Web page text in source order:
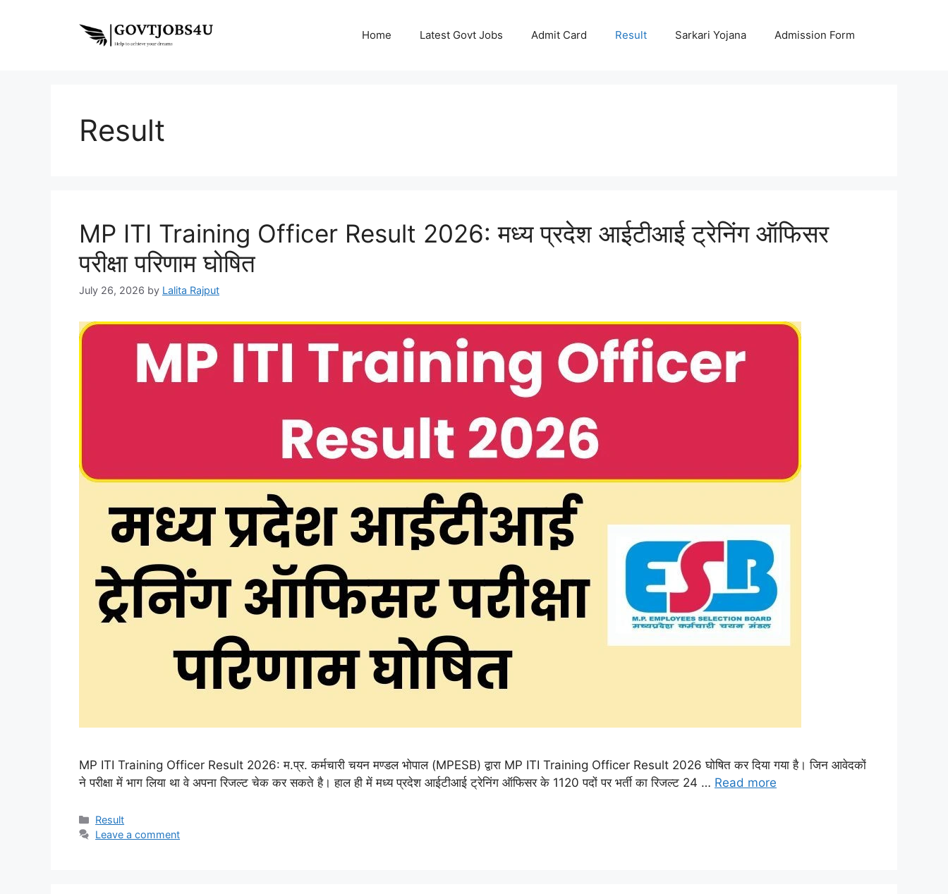
Home Latest Govt Jobs Admit Card Result Sarkari Yojana Admission Form
Result
MP ITI Training Officer Result 2026: मध्य प्रदेश आईटीआई ट्रेनिंग ऑफिसर
परीक्षा परिणाम घोषित
July 26, 2026 by Lalita Rajput
MP ITI Training Officer Result 2026: म.प्र. कर्मचारी चयन मण्डल भोपाल (MPESB) द्वारा MP ITI Training Officer Result 2026 घोषित कर दिया गया है। जिन आवेदकों
ने परीक्षा में भाग लिया था वे अपना रिजल्ट चेक कर सकते है। हाल ही में मध्य प्रदेश आईटीआई ट्रेनिंग ऑफिसर के 1120 पदों पर भर्ती का रिजल्ट 24 … Read more
Categories
Result
Leave a comment